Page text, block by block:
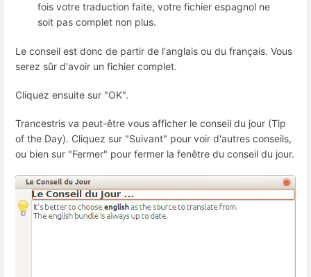
fois votre traduction faite, votre fichier espagnol ne
soit pas complet non plus.
Le conseil est donc de partir de l'anglais ou du français. Vous
serez sûr d'avoir un fichier complet.
Cliquez ensuite sur "OK".
Trancestris va peut-être vous afficher le conseil du jour (Tip
of the Day). Cliquez sur "Suivant" pour voir d'autres conseils,
ou bien sur "Fermer" pour fermer la fenêtre du conseil du jour.